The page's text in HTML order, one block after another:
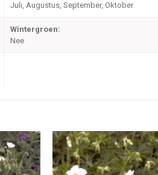
Juli, Augustus, September, Oktober
Wintergroen:
Nee